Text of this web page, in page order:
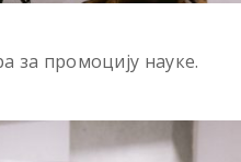
за промоцију науке.